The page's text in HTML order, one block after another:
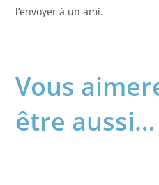
l’envoyer à un ami.
Vous
être aussi…